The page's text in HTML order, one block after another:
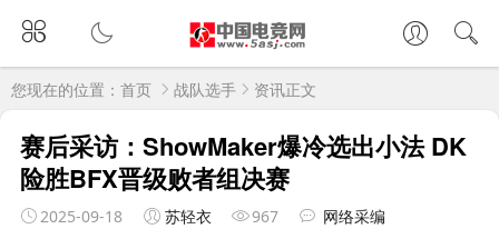
您现在的位置： 首页 战队选手 资讯正文
赛后采访：ShowMaker爆冷选出小法 DK
险胜BFX晋级败者组决赛
2025-09-18 苏轻衣 967 网络采编